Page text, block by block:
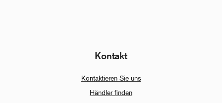
Kontakt
Kontaktieren Sie uns
Händler finden